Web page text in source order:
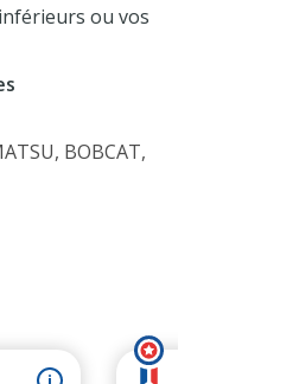
ou vos
BOBCAT,